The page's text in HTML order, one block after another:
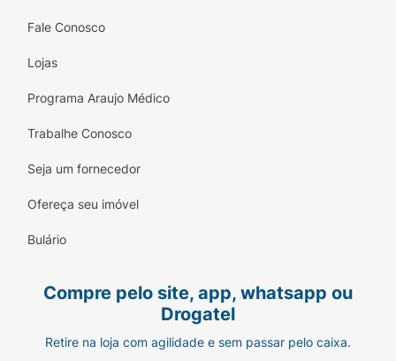
Fale Conosco
Lojas
Programa Araujo Médico
Trabalhe Conosco
Seja um fornecedor
Ofereça seu imóvel
Bulário
Compre pelo site, app, whatsapp ou
Drogatel
Retire na loja com agilidade e sem passar pelo caixa.